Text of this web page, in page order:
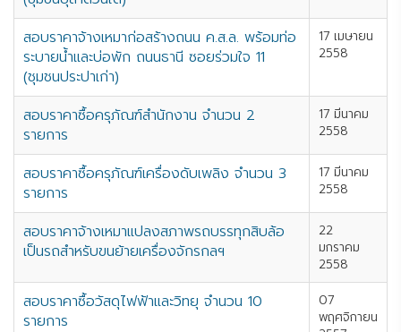
สอบราคาจ้างเหมาก่อสร้างถนน ค.ส.ล. พร้อมท่อ
ระบายน้ำและบ่อพัก ถนนธานี ซอยร่วมใจ 11
(ชุมชนประปาเก่า)
17 เมษายน
2558
สอบราคาซื้อครุภัณฑ์สำนักงาน จำนวน 2
รายการ
17 มีนาคม
2558
สอบราคาซื้อครุภัณฑ์เครื่องดับเพลิง จำนวน 3
รายการ
17 มีนาคม
2558
สอบราคาจ้างเหมาแปลงสภาพรถบรรทุกสิบล้อ
เป็นรถสำหรับขนย้ายเครื่องจักรกลฯ
22
มกราคม
2558
สอบราคาซื้อวัสดุไฟฟ้าและวิทยุ จำนวน 10
รายการ
07
พฤศจิกายน